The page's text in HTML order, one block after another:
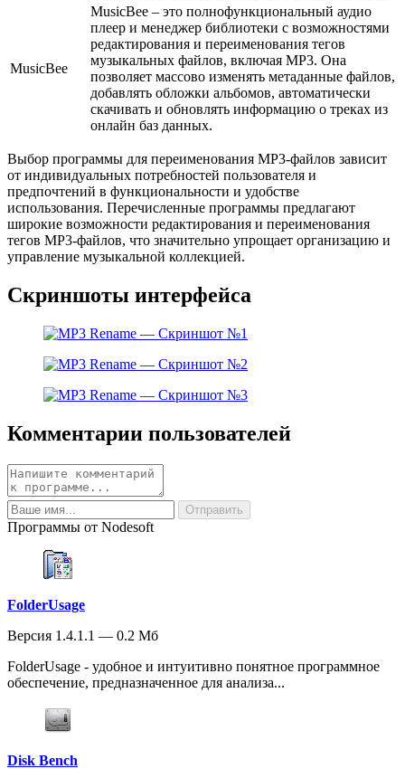
MusicBee
MusicBee – это полнофункциональный аудио
плеер и менеджер библиотеки с возможностями
редактирования и переименования тегов
музыкальных файлов, включая MP3. Она
позволяет массово изменять метаданные файлов,
добавлять обложки альбомов, автоматически
скачивать и обновлять информацию о треках из
онлайн баз данных.
Выбор программы для переименования MP3-файлов зависит
от индивидуальных потребностей пользователя и
предпочтений в функциональности и удобстве
использования. Перечисленные программы предлагают
широкие возможности редактирования и переименования
тегов MP3-файлов, что значительно упрощает организацию и
управление музыкальной коллекцией.
Скриншоты интерфейса
Комментарии пользователей
Программы от Nodesoft
FolderUsage
Версия 1.4.1.1 — 0.2 Мб
FolderUsage - удобное и интуитивно понятное программное
обеспечение, предназначенное для анализа...
Disk Bench